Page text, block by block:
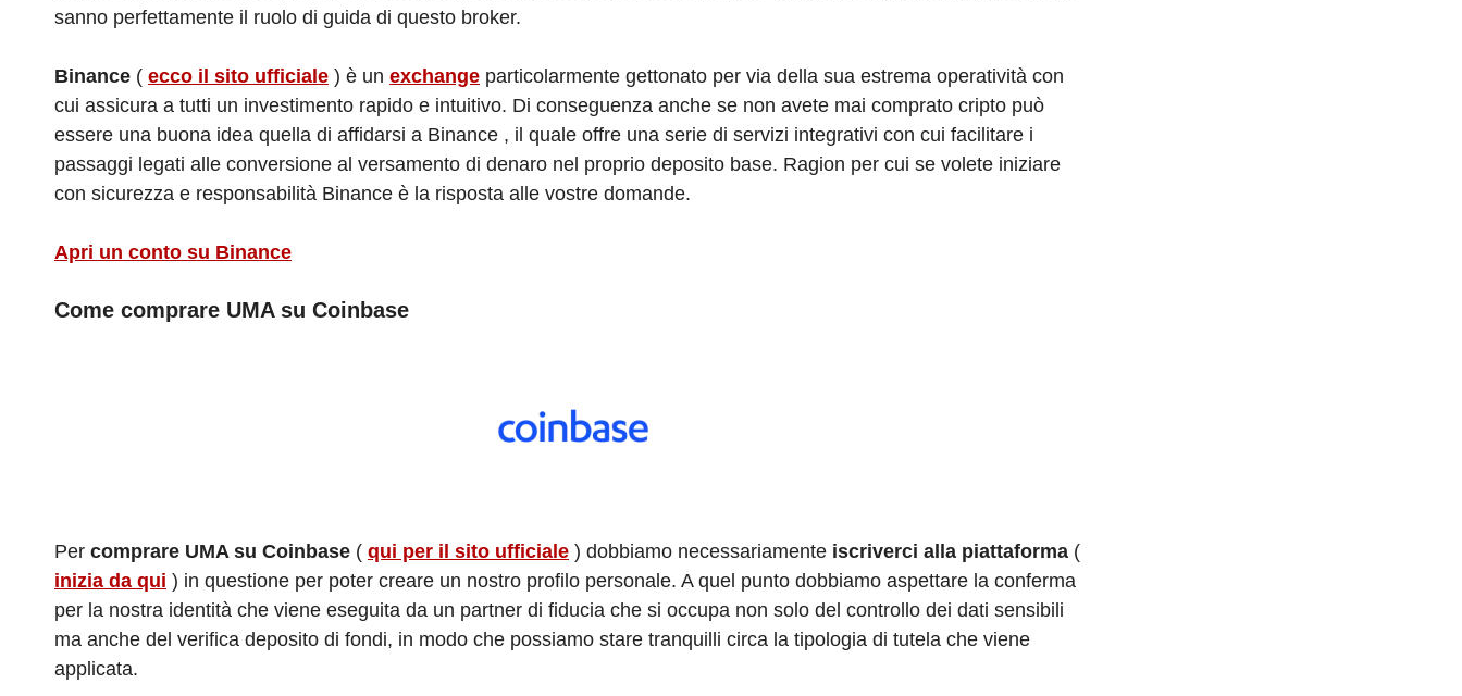
sanno perfettamente il ruolo di guida di questo broker.
Binance ( ecco il sito ufficiale ) è un exchange particolarmente gettonato per via della sua estrema operatività con
cui assicura a tutti un investimento rapido e intuitivo. Di conseguenza anche se non avete mai comprato cripto può
essere una buona idea quella di affidarsi a Binance , il quale offre una serie di servizi integrativi con cui facilitare i
passaggi legati alle conversione al versamento di denaro nel proprio deposito base. Ragion per cui se volete iniziare
con sicurezza e responsabilità Binance è la risposta alle vostre domande.
Apri un conto su Binance
Come comprare UMA su Coinbase
Per comprare UMA su Coinbase ( qui per il sito ufficiale ) dobbiamo necessariamente iscriverci alla piattaforma (
inizia da qui ) in questione per poter creare un nostro profilo personale. A quel punto dobbiamo aspettare la conferma
per la nostra identità che viene eseguita da un partner di fiducia che si occupa non solo del controllo dei dati sensibili
ma anche del verifica deposito di fondi, in modo che possiamo stare tranquilli circa la tipologia di tutela che viene
applicata.